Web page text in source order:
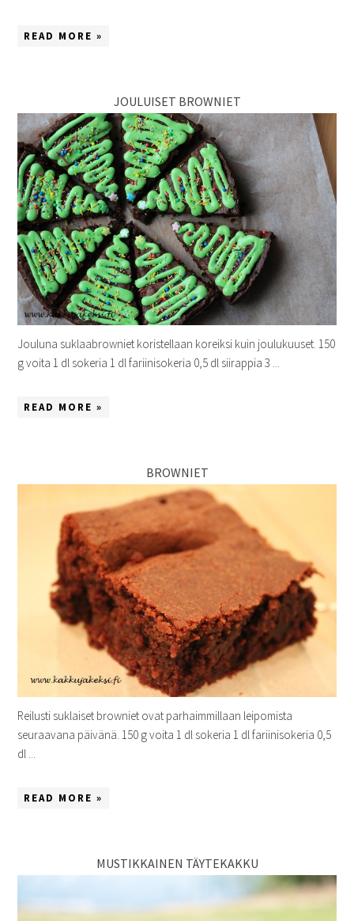
READ MORE »
JOULUISET BROWNIET
Jouluna suklaabrowniet koristellaan koreiksi kuin joulukuuset. 150
g voita 1 dl sokeria 1 dl fariinisokeria 0,5 dl siirappia 3 ...
READ MORE »
BROWNIET
Reilusti suklaiset browniet ovat parhaimmillaan leipomista
seuraavana päivänä. 150 g voita 1 dl sokeria 1 dl fariinisokeria 0,5
dl ...
READ MORE »
MUSTIKKAINEN TÄYTEKAKKU